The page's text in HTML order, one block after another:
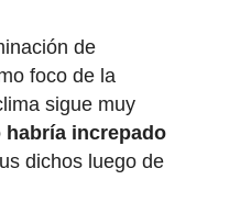
de
foco de la
sigue muy
increpado
dichos luego de